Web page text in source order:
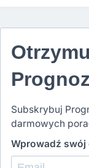
Subskrybuj
darmowych
Wprowadź